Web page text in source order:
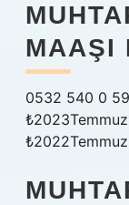
MAAŞI
0532 540 0